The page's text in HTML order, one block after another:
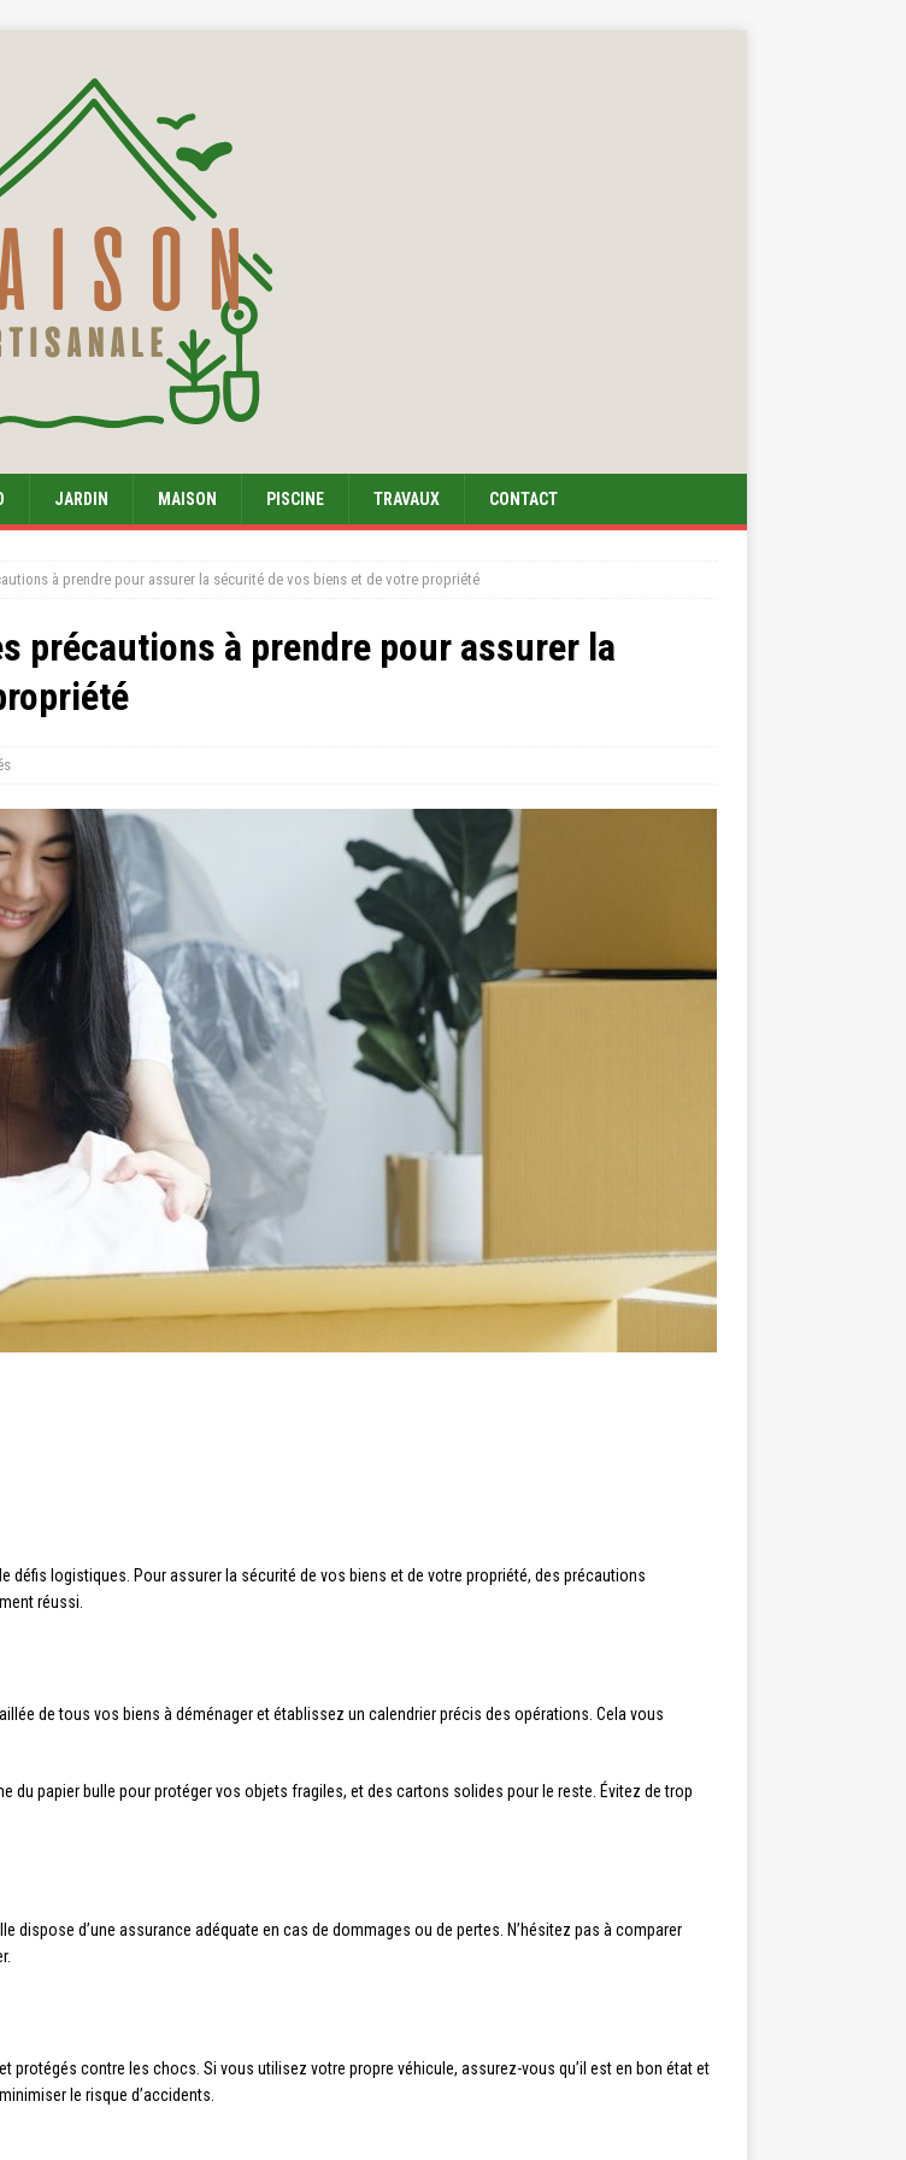
JARDIN MAISON PISCINE TRAVAUX CONTACT
à prendre pour assurer la sécurité de vos biens et de votre propriété
précautions à prendre pour assurer la
défis logistiques. Pour assurer la sécurité de vos biens et de votre propriété, des précautions
réussi.
de tous vos biens à déménager et établissez un calendrier précis des opérations. Cela vous
du papier bulle pour protéger vos objets fragiles, et des cartons solides pour le reste. Évitez de trop
dispose d’une assurance adéquate en cas de dommages ou de pertes. N’hésitez pas à comparer
protégés contre les chocs. Si vous utilisez votre propre véhicule, assurez-vous qu’il est en bon état et
le risque d’accidents.